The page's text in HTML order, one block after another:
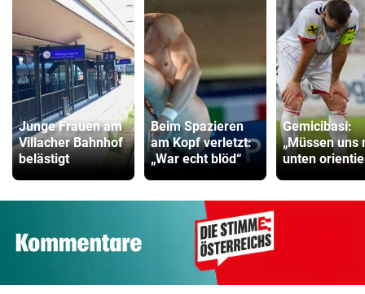
Junge Frauen am
Villacher Bahnhof
belästigt
Beim Spazieren
am Kopf verletzt:
„War echt blöd“
Gemicibasi:
„Müssen uns
unten